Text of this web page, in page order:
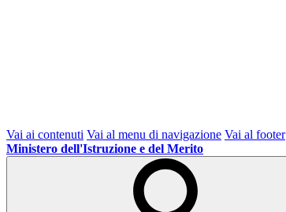
Vai ai contenuti Vai al menu di navigazione Vai al footer
Ministero dell'Istruzione e del Merito